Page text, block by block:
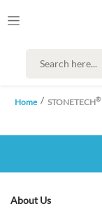
Home STONETECH®
About Us